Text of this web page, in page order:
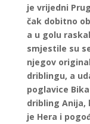
je vrijedni
čak dobitno
a u golu
smjestile su
njegov
driblingu, a
poglavice
dribling Anija,
je Hera i